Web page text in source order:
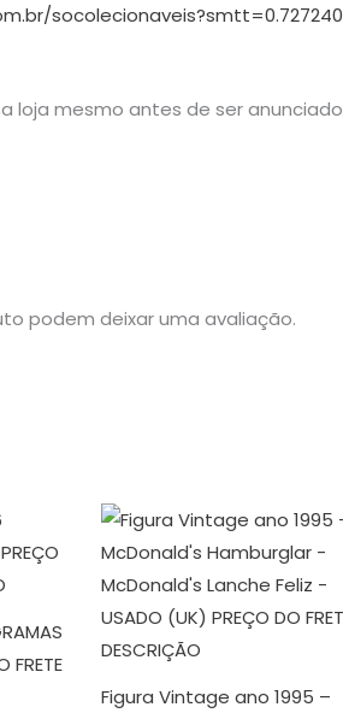
loja mesmo antes de ser
podem deixar uma avaliação.
FRETE
Figura Vintage ano 1995 –